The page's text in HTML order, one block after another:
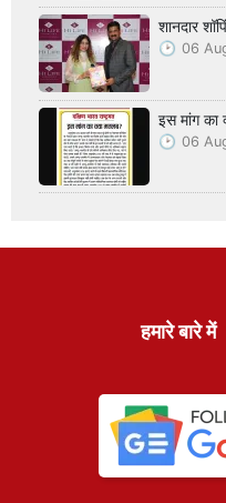
शानदार
06
इस मांग का
06
हमारे बारे में